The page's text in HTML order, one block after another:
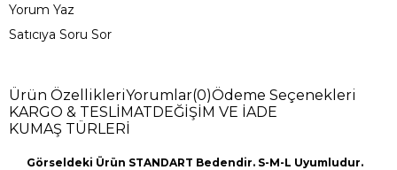
Yorum Yaz
Satıcıya Soru Sor
Ürün ÖzellikleriYorumlar(0)Ödeme Seçenekleri
KARGO & TESLİMATDEĞİŞİM VE İADE
KUMAŞ TÜRLERİ
Görseldeki Ürün STANDART Bedendir. S-M-L Uyumludur.